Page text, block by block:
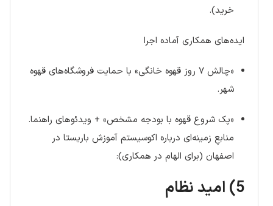
خرید).
ایده‌های همکاری آماده اجرا
«چالش ۷ روز قهوه خانگی» با حمایت فروشگاه‌های قهوه
شهر.
«پک شروع قهوه با بودجه مشخص» + ویدئوهای راهنما.
منابعِ زمینه‌ای درباره اکوسیستم آموزش باریستا در
اصفهان (برای الهام در همکاری):
5) امید نظام